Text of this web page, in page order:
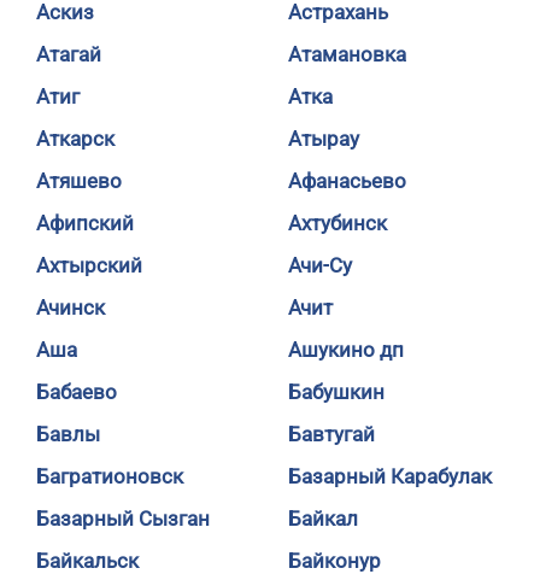
Аскиз
Астрахань
Атагай
Атамановка
Атиг
Атка
Аткарск
Атырау
Атяшево
Афанасьево
Афипский
Ахтубинск
Ахтырский
Ачи-Су
Ачинск
Ачит
Аша
Ашукино дп
Бабаево
Бабушкин
Бавлы
Бавтугай
Багратионовск
Базарный Карабулак
Базарный Сызган
Байкал
Байкальск
Байконур